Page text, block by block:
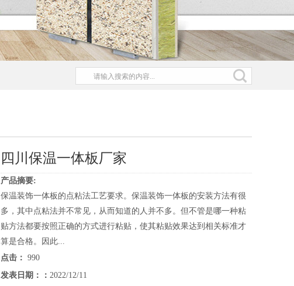
四川保温一体板厂家
产品摘要:
保温装饰一体板的点粘法工艺要求。保温装饰一体板的安装方法有很
多，其中点粘法并不常见，从而知道的人并不多。但不管是哪一种粘
贴方法都要按照正确的方式进行粘贴，使其粘贴效果达到相关标准才
算是合格。因此...
点击： 990
发表日期：： 2022/12/11